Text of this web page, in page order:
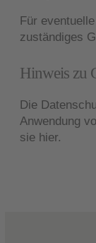
Für
zuständiges
Hinweis zu
Die
Anwendung
sie hier.